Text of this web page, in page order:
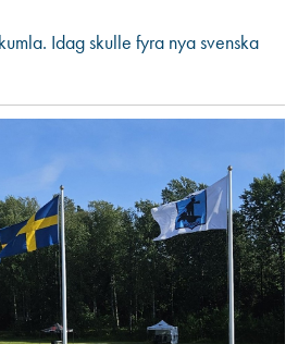
Idag skulle fyra nya svenska